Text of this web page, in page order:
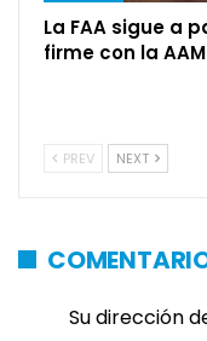
La FAA sigue a
firme con la AAM
PREV NEXT
Su dirección